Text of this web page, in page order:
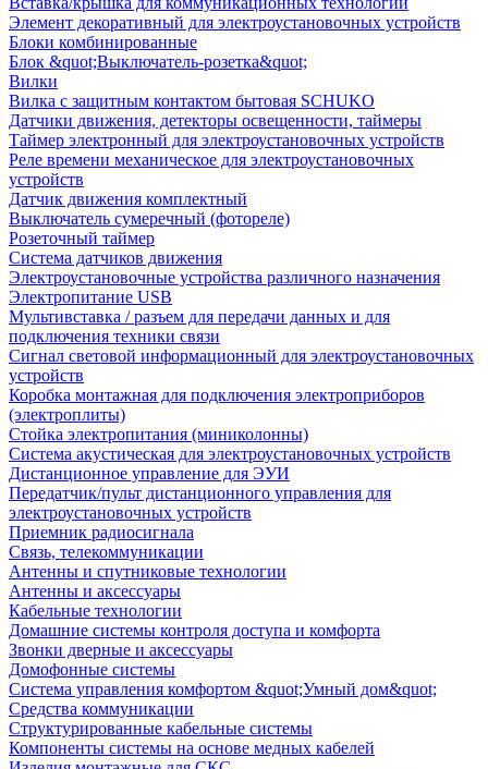
Элемент декоративный для электроустановочных устройств
Блоки комбинированные
Блок &quot;Выключатель-розетка&quot;
Вилки
Вилка с защитным контактом бытовая SCHUKO
Датчики движения, детекторы освещенности, таймеры
Таймер электронный для электроустановочных устройств
Реле времени механическое для электроустановочных
устройств
Датчик движения комплектный
Выключатель сумеречный (фотореле)
Розеточный таймер
Система датчиков движения
Электроустановочные устройства различного назначения
Электропитание USB
Мультивставка / разъем для передачи данных и для
подключения техники связи
Сигнал световой информационный для электроустановочных
устройств
Коробка монтажная для подключения электроприборов
(электроплиты)
Стойка электропитания (миниколонны)
Система акустическая для электроустановочных устройств
Дистанционное управление для ЭУИ
Передатчик/пульт дистанционного управления для
электроустановочных устройств
Приемник радиосигнала
Связь, телекоммуникации
Антенны и спутниковые технологии
Антенны и аксессуары
Кабельные технологии
Домашние системы контроля доступа и комфорта
Звонки дверные и аксессуары
Домофонные системы
Система управления комфортом &quot;Умный дом&quot;
Средства коммуникации
Структурированные кабельные системы
Компоненты системы на основе медных кабелей